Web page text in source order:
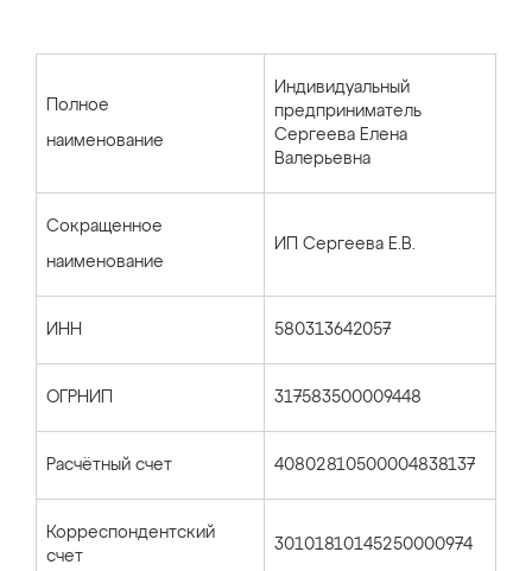
Полное
наименование
Индивидуальный
предприниматель
Сергеева Елена
Валерьевна
Сокращенное
наименование
ИП Сергеева Е.В.
ИНН 580313642057
ОГРНИП 317583500009448
Расчётный счет 40802810500004838137
Корреспондентский
счет
30101810145250000974